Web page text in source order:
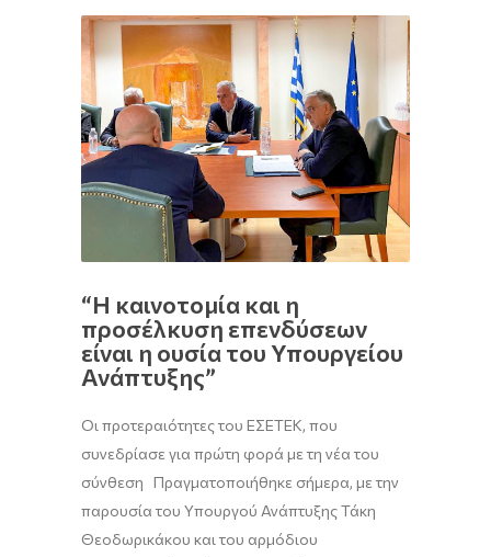
“Η καινοτομία και η
προσέλκυση επενδύσεων
είναι η ουσία του Υπουργείου
Ανάπτυξης”
Οι προτεραιότητες του ΕΣΕΤΕΚ, που
συνεδρίασε για πρώτη φορά με τη νέα του
σύνθεση Πραγματοποιήθηκε σήμερα, με την
παρουσία του Υπουργού Ανάπτυξης Τάκη
Θεοδωρικάκου και του αρμόδιου